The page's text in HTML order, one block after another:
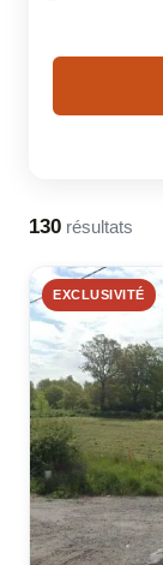
130 résultats
EXCLUSIVITÉ